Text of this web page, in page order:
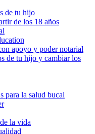
de tu hijo
de los 18 años
apoyo y poder notarial
de tu hijo y cambiar los
para la salud bucal
la vida